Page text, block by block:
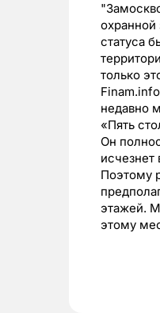
статуса
только
недавно
«Пять
Он
исчезнет
Поэтому
этажей.
этому